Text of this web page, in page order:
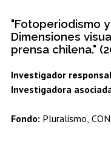
"Fotoperiodismo
Dimensiones
prensa chilena."
Investigador
Investigadora
Fondo: Pluralismo,